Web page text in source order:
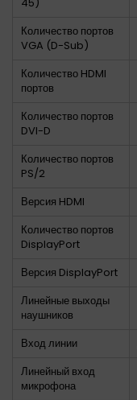
45)
Количество портов
VGA (D-Sub)
Количество HDMI
портов
Количество портов
DVI-D
Количество портов
PS/2
Версия HDMI
Количество портов
DisplayPort
Версия DisplayPort
Линейные выходы
наушников
Вход линии
Линейный вход
микрофона